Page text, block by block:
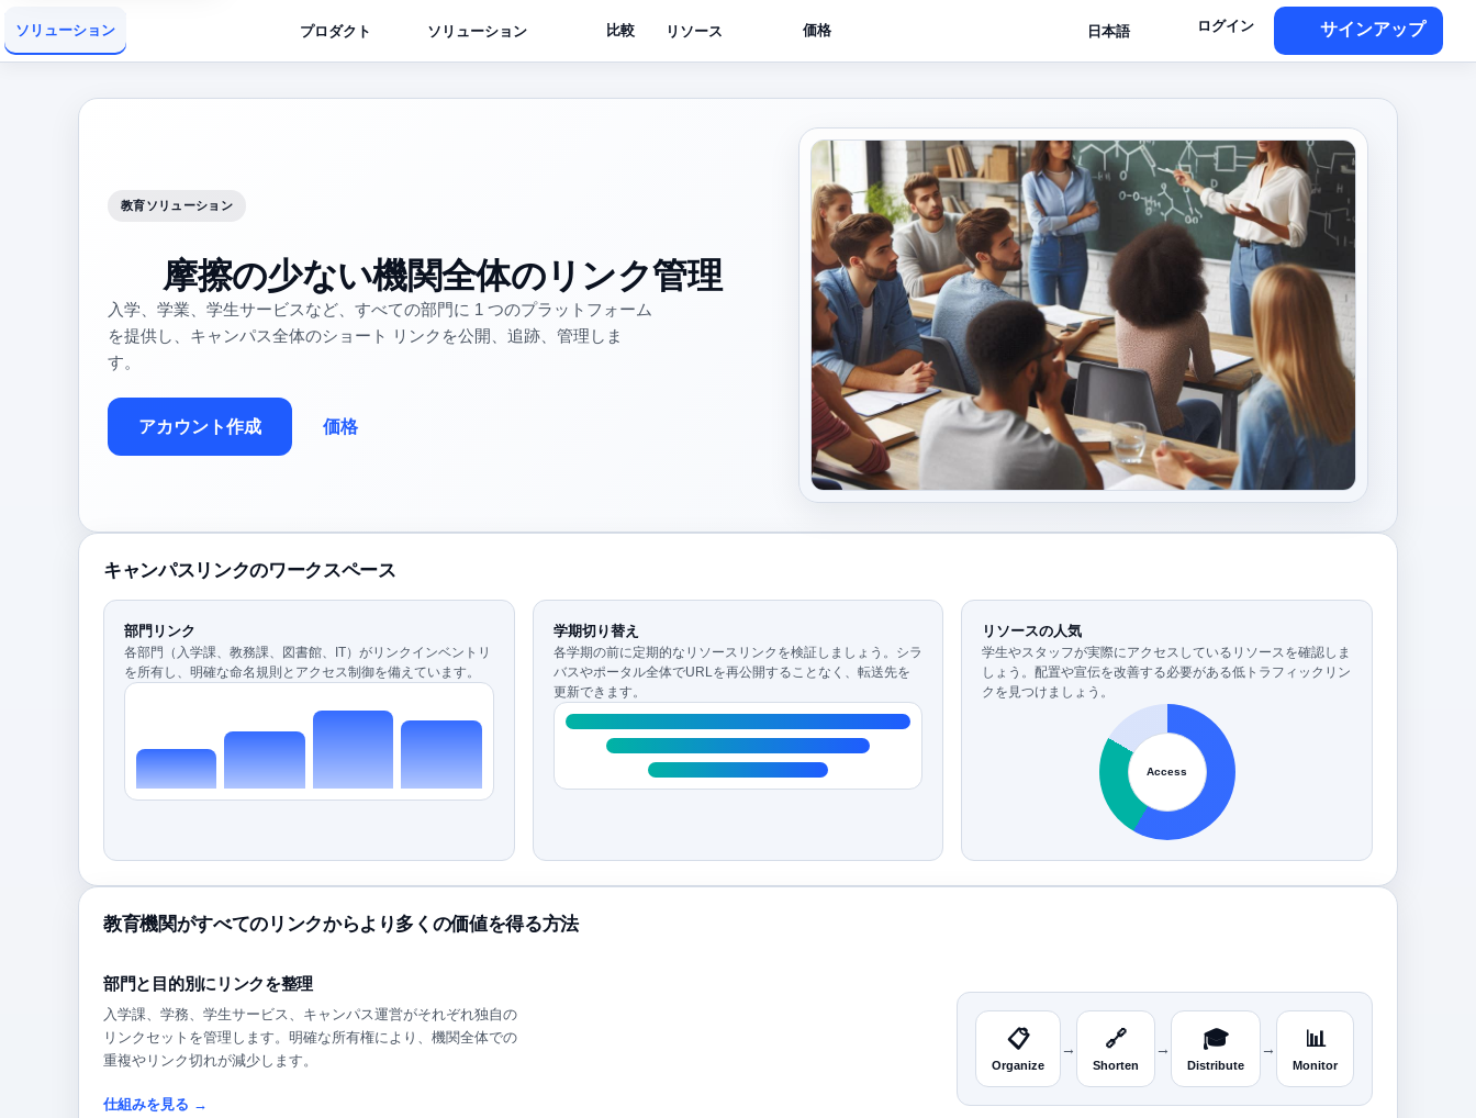
ソリューション プロダクト ソリューション 比較 リソース 価格 日本語 ログイン サインアップ
教育ソリューション
摩擦の少ない機関全体のリンク管理
入学、学業、学生サービスなど、すべての部門に 1 つのプラットフォーム
を提供し、キャンパス全体のショート リンクを公開、追跡、管理しま
す。
アカウント作成 価格
キャンパスリンクのワークスペース
部門リンク
各部門（入学課、教務課、図書館、IT）がリンクインベントリ
を所有し、明確な命名規則とアクセス制御を備えています。
学期切り替え
各学期の前に定期的なリソースリンクを検証しましょう。シラ
バスやポータル全体でURLを再公開することなく、転送先を
更新できます。
リソースの人気
学生やスタッフが実際にアクセスしているリソースを確認しま
しょう。配置や宣伝を改善する必要がある低トラフィックリン
クを見つけましょう。
Access
教育機関がすべてのリンクからより多くの価値を得る方法
部門と目的別にリンクを整理
入学課、学務、学生サービス、キャンパス運営がそれぞれ独自の
リンクセットを管理します。明確な所有権により、機関全体での
重複やリンク切れが減少します。
仕組みを見る →
📋
Organize
→ 🔗
Shorten
→ 🎓
Distribute
→ 📊
Monitor